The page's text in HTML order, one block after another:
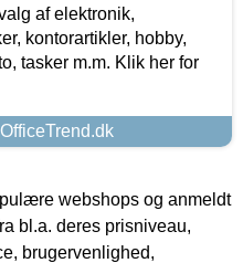
af elektronik,
kontorartikler, hobby,
tasker m.m. Klik her for
webshops og anmeldt
bl.a. deres prisniveau,
brugervenlighed,